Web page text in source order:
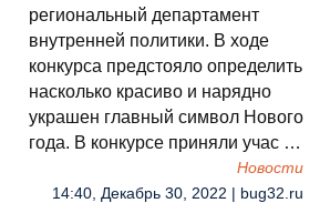
региональный департамент
внутренней политики. В ходе
конкурса предстояло определить
насколько красиво и нарядно
украшен главный символ Нового
года. В конкурсе приняли учас …
Новости
14:40, Декабрь 30, 2022 | bug32.ru